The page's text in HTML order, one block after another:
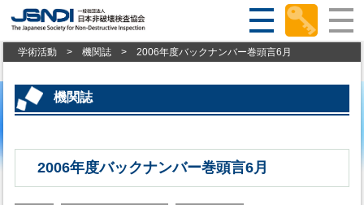
学術活動 > 機関誌 > 2006年度バックナンバー巻頭言6月
機関誌
2006年度バックナンバー巻頭言6月